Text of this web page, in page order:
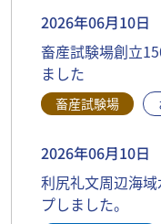
2026年06月10日
畜産試験場創立
ました
畜産試験場
2026年06月10日
利尻礼文周辺海
プしました。